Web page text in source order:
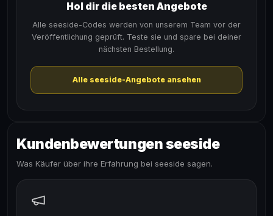
Hol dir die besten Angebote
Alle seeside-Codes werden von unserem Team vor der
Veröffentlichung geprüft. Teste sie und spare bei deiner
nächsten Bestellung.
Alle seeside-Angebote ansehen
Kundenbewertungen seeside
Was Käufer über ihre Erfahrung bei seeside sagen.